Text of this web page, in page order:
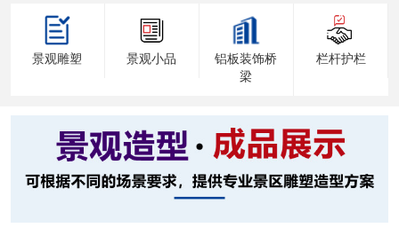
景观雕塑 景观小品
铝板装饰桥
梁
栏杆护栏